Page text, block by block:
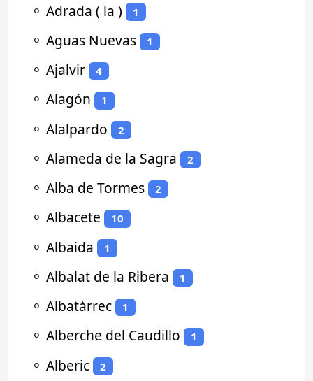
⚬ Adrada ( la ) 1
⚬ Aguas Nuevas 1
⚬ Ajalvir 4
⚬ Alagón 1
⚬ Alalpardo 2
⚬ Alameda de la Sagra 2
⚬ Alba de Tormes 2
⚬ Albacete 10
⚬ Albaida 1
⚬ Albalat de la Ribera 1
⚬ Albatàrrec 1
⚬ Alberche del Caudillo 1
⚬ Alberic 2